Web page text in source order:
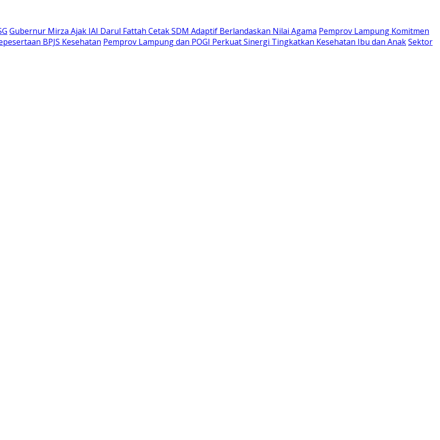
Gubernur Mirza Ajak IAI Darul Fattah Cetak SDM Adaptif Berlandaskan Nilai Agama Pemprov Lampung Komitmen
BPJS Kesehatan Pemprov Lampung dan POGI Perkuat Sinergi Tingkatkan Kesehatan Ibu dan AnakSektor